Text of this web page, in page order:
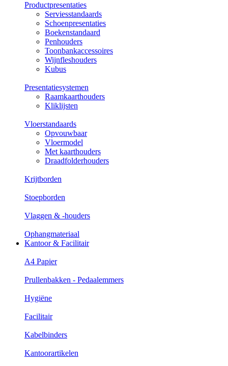
Productpresentaties
Serviesstandaards
Schoenpresentaties
Boekenstandaard
Penhouders
Toonbankaccessoires
Wijnfleshouders
Kubus
Presentatiesystemen
Raamkaarthouders
Kliklijsten
Vloerstandaards
Opvouwbaar
Vloermodel
Met kaarthouders
Draadfolderhouders
Krijtborden
Stoepborden
Vlaggen & -houders
Ophangmateriaal
Kantoor & Facilitair
A4 Papier
Prullenbakken - Pedaalemmers
Hygiëne
Facilitair
Kabelbinders
Kantoorartikelen